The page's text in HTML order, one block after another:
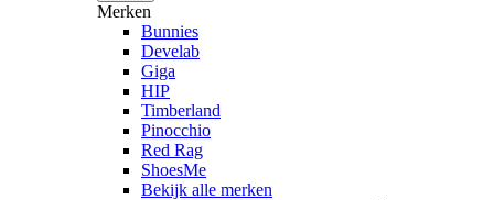
Merken
Bunnies
Develab
Giga
HIP
Timberland
Pinocchio
Red Rag
ShoesMe
Bekijk alle merken